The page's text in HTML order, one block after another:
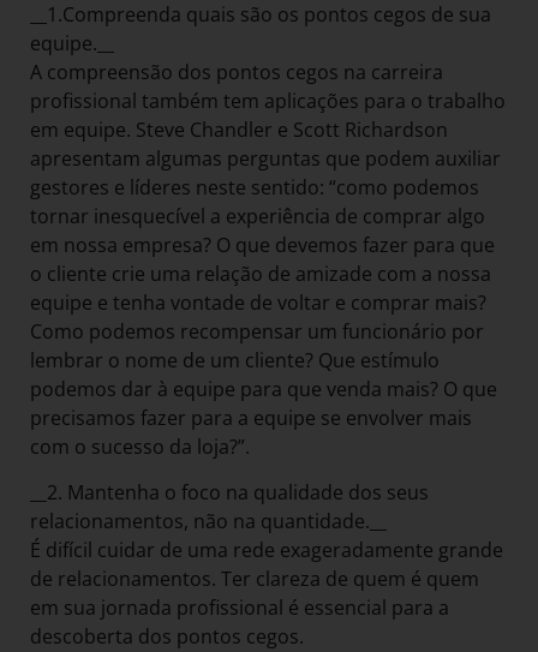
__1.Compreenda quais são os pontos cegos de sua
equipe.__
A compreensão dos pontos cegos na carreira
profissional também tem aplicações para o trabalho
em equipe. Steve Chandler e Scott Richardson
apresentam algumas perguntas que podem auxiliar
gestores e líderes neste sentido: “como podemos
tornar inesquecível a experiência de comprar algo
em nossa empresa? O que devemos fazer para que
o cliente crie uma relação de amizade com a nossa
equipe e tenha vontade de voltar e comprar mais?
Como podemos recompensar um funcionário por
lembrar o nome de um cliente? Que estímulo
podemos dar à equipe para que venda mais? O que
precisamos fazer para a equipe se envolver mais
com o sucesso da loja?”.
__2. Mantenha o foco na qualidade dos seus
relacionamentos, não na quantidade.__
É difícil cuidar de uma rede exageradamente grande
de relacionamentos. Ter clareza de quem é quem
em sua jornada profissional é essencial para a
descoberta dos pontos cegos.